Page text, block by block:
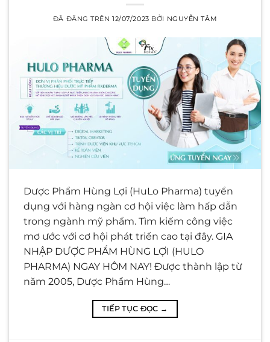
ĐÃ ĐĂNG TRÊN12/07/2023 BỞI NGUYỄN TÂM
Dược Phẩm Hùng Lợi (HuLo Pharma) tuyển
dụng với hàng ngàn cơ hội việc làm hấp dẫn
trong ngành mỹ phẩm. Tìm kiếm công việc
mơ ước với cơ hội phát triển cao tại đây. GIA
NHẬP DƯỢC PHẨM HÙNG LỢI (HULO
PHARMA) NGAY HÔM NAY! Được thành lập từ
năm 2005, Dược Phẩm Hùng…
TIẾP TỤC ĐỌC →